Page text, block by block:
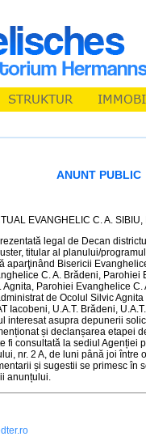
ANUNT PUBLIC
EVANGHELIC C. A.
legal de Decan
titular al planului/
aparţinând Bisericii
C. A. Brădeni, Parohiei
Agnita, Parohiei Evanghelice
de Ocolul Silvic Agnita
Iacobeni, U.A.T. Brădeni,
interesat asupra depunerii
și declanșarea etapei
fi consultată la sediul Agenției
nr. 2 A, de luni până joi
și sugestii se primesc în
anunțului.